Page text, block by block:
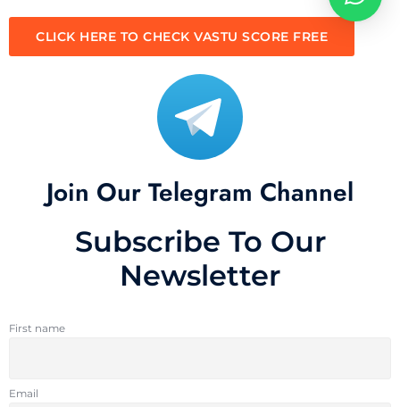
CLICK HERE TO CHECK VASTU SCORE FREE
Join Our Telegram Channel
Subscribe To Our
Newsletter
First name
Email